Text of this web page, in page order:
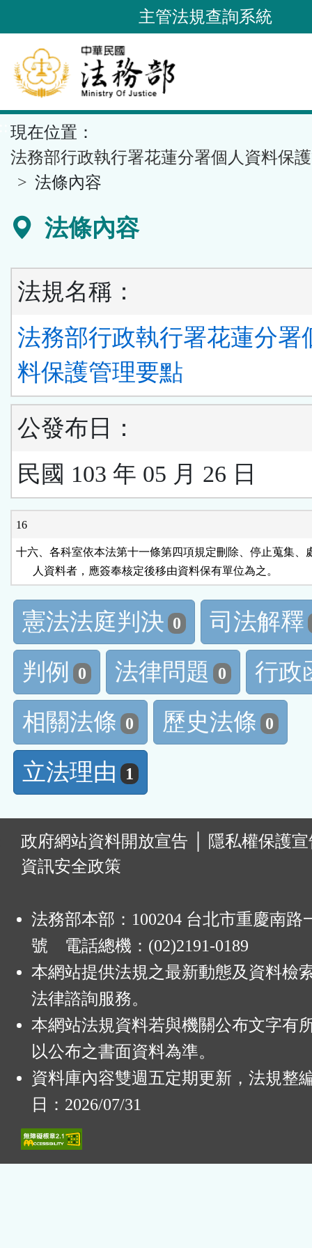
到
要
內
容
區
塊
主管法規查詢系統
現在位置：
法務部行政執行署花蓮分署個人資料保
法條內容
法條內容
法規名稱：
法務部行政執行署花蓮分署
料保護管理要點
公發布日：
民國 103 年 05 月 26 日
16
十六、各科室依本法第十一條第四項規定刪除、停止蒐集、
      人資料者，應簽奉核定後移由資料保有單位為之。
憲法法庭判決 0
司法解釋
判例
0 法律問題 0
行政
相關法條 0 歷史法條 0
立法理由 1
政府網站資料開放宣告
隱私權保護
資訊安全政策
法務部本部：100204 台北市重慶南路
號 電話總機：(02)2191-0189
本網站提供法規之最新動態及資料檢
法律諮詢服務。
本網站法規資料若與機關公布文字有
以公布之書面資料為準。
資料庫內容雙週五定期更新，法規整
日：2026/07/31